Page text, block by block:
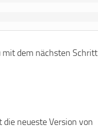
mit dem nächsten Schritt
neueste Version von